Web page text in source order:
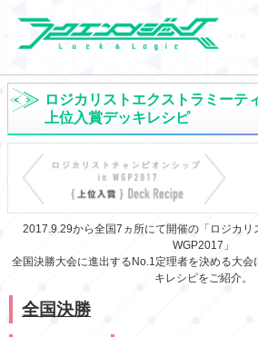
サイト内検索
カード ルール
講習会
その他
ロジカリストエクストラミーテ
上位入賞デッキレシピ
2017.9.29から全国7ヵ所にて開催の「ロジカリ
WGP2017」
全国決勝大会に進出するNo.1定理者を決める大会
キレシピをご紹介。
全国決勝